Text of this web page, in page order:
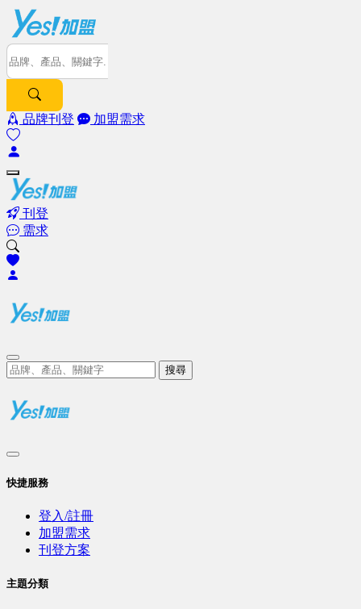
品牌刊登 加盟需求
刊登
需求
搜尋
快捷服務
登入/註冊
加盟需求
刊登方案
主題分類